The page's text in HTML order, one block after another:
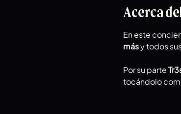
Acerca
En este
más y todos
Por su parte
tocándolo